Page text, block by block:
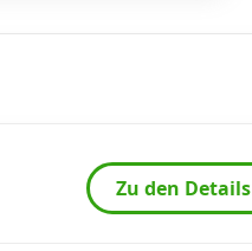
Zu den Details